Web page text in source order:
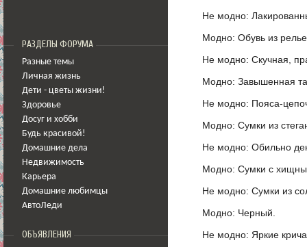
РАЗДЕЛЫ ФОРУМА
Разные темы
Личная жизнь
Дети - цветы жизни!
Здоровье
Досуг и хобби
Будь красивой!
Домашние дела
Недвижимость
Карьера
Домашние любимцы
АвтоЛеди
ОБЪЯВЛЕНИЯ
Не модно:
Модно: Обувь из
Не модно: Скучная,
Модно: Завышенная
Не модно: Пояса-
Модно: Сумки из
Не модно: Обильно
Модно: Сумки с
Не модно: Сумки из
Модно: Черный.
Не модно: Яркие